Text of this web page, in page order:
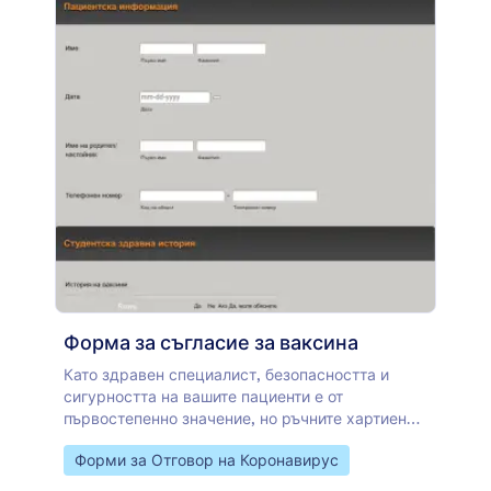
отметки, инструмента за скална оценка и
таблица за въвеждане, за събиране на данни.
Можете да промените логото и цветната тема,
като използвате конструктора на анкети.
Форма за съгласие за ваксина
Като здравен специалист, безопасността и
сигурността на вашите пациенти е от
първостепенно значение, но ръчните хартиени
документи могат да бъдат досадни, отнемащи
време и неефективни. Преместете процеса си
Go to Category:
Форми за Отговор на Коронавирус